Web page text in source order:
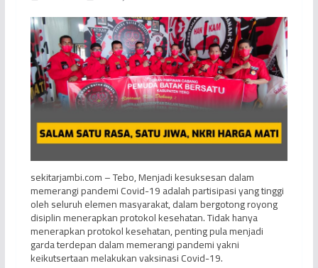
sekitarjambi.com – Tebo, Menjadi kesuksesan dalam
memerangi pandemi Covid-19 adalah partisipasi yang tinggi
oleh seluruh elemen masyarakat, dalam bergotong royong
disiplin menerapkan protokol kesehatan. Tidak hanya
menerapkan protokol kesehatan, penting pula menjadi
garda terdepan dalam memerangi pandemi yakni
keikutsertaan melakukan vaksinasi Covid-19.